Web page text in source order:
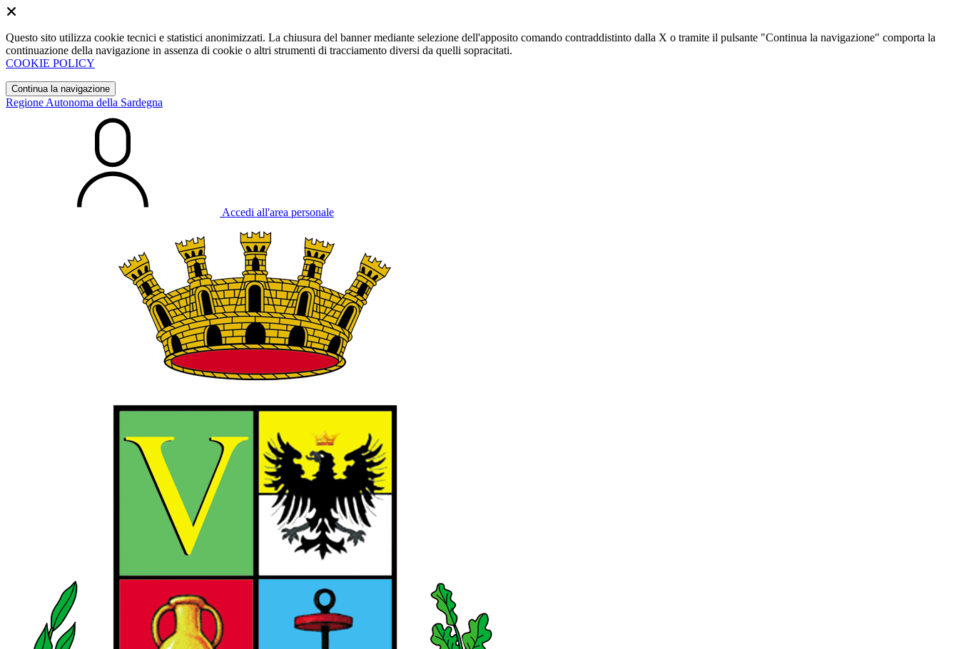
Questo sito utilizza cookie tecnici e statistici anonimizzati. La chiusura del banner mediante selezione dell'apposito comando contraddistinto dalla X o tramite il pulsante "Continua la navigazione" comporta la
continuazione della navigazione in assenza di cookie o altri strumenti di tracciamento diversi da quelli sopracitati.
COOKIE POLICY
Continua la navigazione
Regione Autonoma della Sardegna
Accedi all'area personale